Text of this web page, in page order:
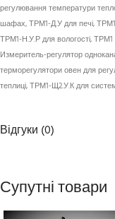
регулювання температури
шафах, ТРМ1-Д.У для печі,
ТРМ1-Н.У.Р для вологості,
Измеритель-регулятор
терморегулятори овен для
теплиці, ТРМ1-Щ2.У.К для
Відгуки (0)
Супутні товари